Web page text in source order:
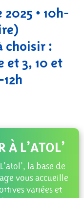
• 10h-
choisir :
et 3, 10 et
À L’ATOL’
la base de
vous accueille
variées et